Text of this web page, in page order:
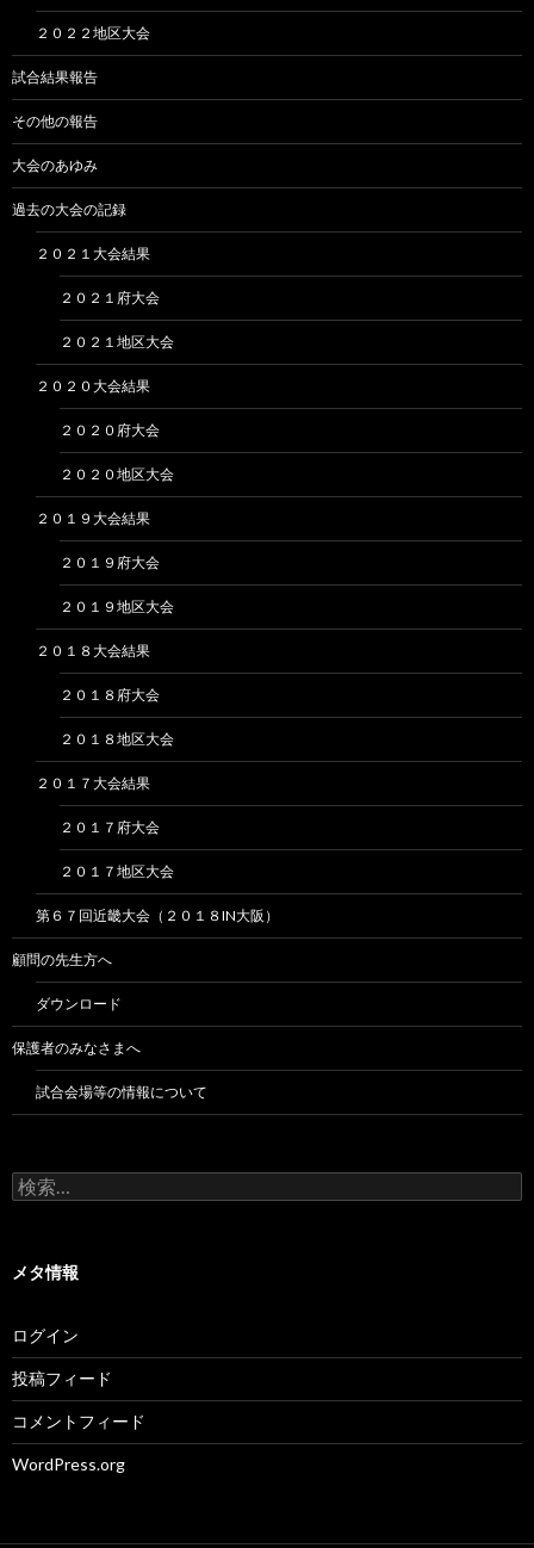
２０２２地区大会
試合結果報告
その他の報告
大会のあゆみ
過去の大会の記録
２０２１大会結果
２０２１府大会
２０２１地区大会
２０２０大会結果
２０２０府大会
２０２０地区大会
２０１９大会結果
２０１９府大会
２０１９地区大会
２０１８大会結果
２０１８府大会
２０１８地区大会
２０１７大会結果
２０１７府大会
２０１７地区大会
第６７回近畿大会（２０１８IN大阪）
顧問の先生方へ
ダウンロード
保護者のみなさまへ
試合会場等の情報について
検
索:
メタ情報
ログイン
投稿フィード
コメントフィード
WordPress.org